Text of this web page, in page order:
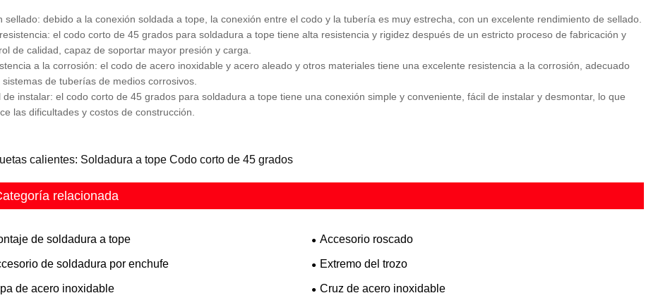
sellado: debido a la conexión soldada a tope, la conexión entre el codo y la tubería es muy estrecha, con un excelente rendimiento de sellado.
el codo corto de 45 grados para soldadura a tope tiene alta resistencia y rigidez después de un estricto proceso de fabricación y
de calidad, capaz de soportar mayor presión y carga.
a la corrosión: el codo de acero inoxidable y acero aleado y otros materiales tiene una excelente resistencia a la corrosión, adecuado
sistemas de tuberías de medios corrosivos.
de instalar: el codo corto de 45 grados para soldadura a tope tiene una conexión simple y conveniente, fácil de instalar y desmontar, lo que
las dificultades y costos de construcción.
calientes: Soldadura a tope Codo corto de 45 grados
relacionada
de soldadura a tope Accesorio roscado
de soldadura por enchufe Extremo del trozo
de acero inoxidable Cruz de acero inoxidable